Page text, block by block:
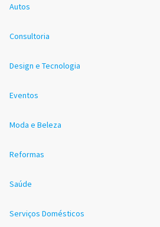
Autos
Consultoria
Design e Tecnologia
Eventos
Moda e Beleza
Reformas
Saúde
Serviços Domésticos